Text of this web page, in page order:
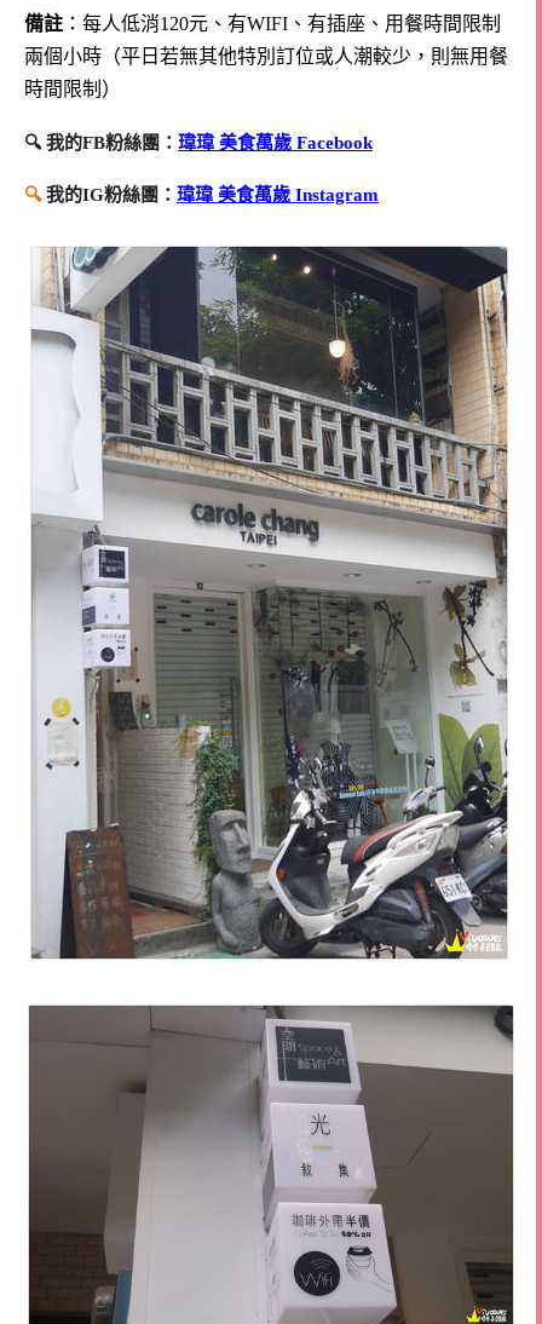
備註 ：每人低消120元、有WIFI、有插座、用餐時間限制
兩個小時 （平日若無其他特別訂位或人潮較少，則無用餐
時間限制）
🔍 我的FB粉絲團： 瑋瑋 美食萬歲 Facebook
🔍我的IG粉絲團： 瑋瑋 美食萬歲 Instagram